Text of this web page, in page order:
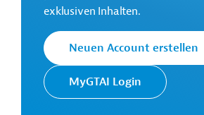
OPEC Fonds
Der OPEC Fonds
Entwicklung wurde
Mitgliedstaaten
exklusiven Inhalten.
Neuen Account erstellen
MyGTAI Login